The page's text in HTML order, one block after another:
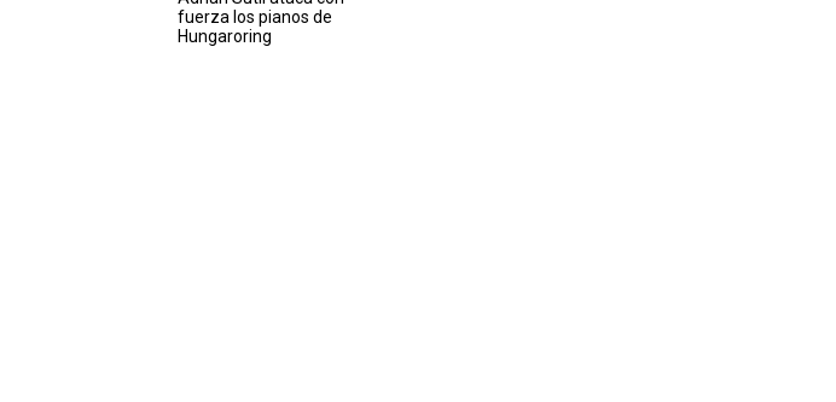
fuerza los pianos de
Hungaroring